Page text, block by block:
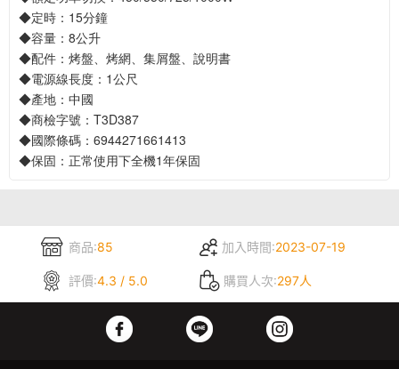
◆定時：15分鐘
◆容量：8公升
◆配件：烤盤、烤網、集屑盤、說明書
◆電源線長度：1公尺
◆產地：中國
◆商檢字號：T3D387
◆國際條碼：6944271661413
◆保固：正常使用下全機1年保固
商品:85 加入時間:2023-07-19
評價:4.3 / 5.0 購買人次:297人